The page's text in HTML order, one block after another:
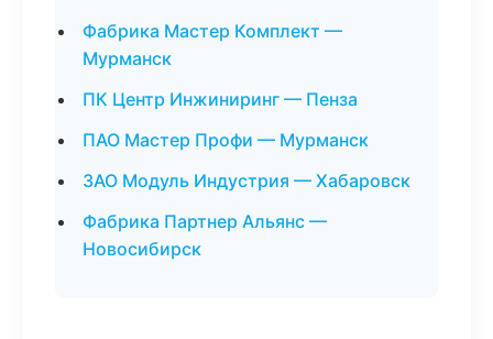
Фабрика Мастер Комплект —
Мурманск
ПК Центр Инжиниринг — Пенза
ПАО Мастер Профи — Мурманск
ЗАО Модуль Индустрия — Хабаровск
Фабрика Партнер Альянс —
Новосибирск